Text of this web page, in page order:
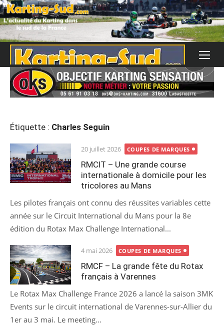
Skip
to
content
Étiquette : Charles Seguin
Posted
on
20 juillet 2026 COUPES DE MARQUES
RMCIT – Une grande course
internationale à domicile pour les
tricolores au Mans
Les pilotes français ont connu des réussites variables cette
année sur le Circuit International du Mans pour la 8e
édition du Rotax Max Challenge International...
Posted
on
4 mai 2026 COUPES DE MARQUES
RMCF – La grande fête du Rotax
français à Varennes
Le Rotax Max Challenge France 2026 a lancé la saison 3MK
Events sur le circuit international de Varennes-sur-Allier du
1er au 3 mai. Le meeting...